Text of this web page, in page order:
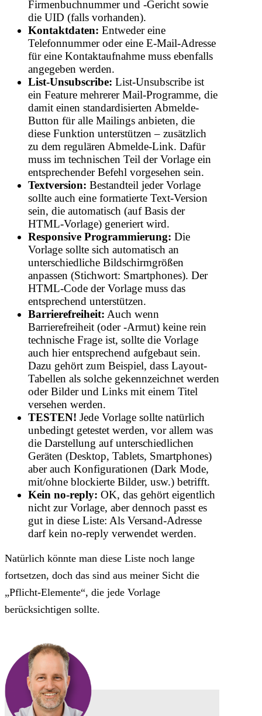
Firmenbuchnummer und -Gericht sowie
die UID (falls vorhanden).
Kontaktdaten: Entweder eine
Telefonnummer oder eine E-Mail-Adresse
für eine Kontaktaufnahme muss ebenfalls
angegeben werden.
List-Unsubscribe: List-Unsubscribe ist
ein Feature mehrerer Mail-Programme, die
damit einen standardisierten Abmelde-
Button für alle Mailings anbieten, die
diese Funktion unterstützen – zusätzlich
zu dem regulären Abmelde-Link. Dafür
muss im technischen Teil der Vorlage ein
entsprechender Befehl vorgesehen sein.
Textversion: Bestandteil jeder Vorlage
sollte auch eine formatierte Text-Version
sein, die automatisch (auf Basis der
HTML-Vorlage) generiert wird.
Responsive Programmierung: Die
Vorlage sollte sich automatisch an
unterschiedliche Bildschirmgrößen
anpassen (Stichwort: Smartphones). Der
HTML-Code der Vorlage muss das
entsprechend unterstützen.
Barrierefreiheit: Auch wenn
Barrierefreiheit (oder -Armut) keine rein
technische Frage ist, sollte die Vorlage
auch hier entsprechend aufgebaut sein.
Dazu gehört zum Beispiel, dass Layout-
Tabellen als solche gekennzeichnet werden
oder Bilder und Links mit einem Titel
versehen werden.
TESTEN! Jede Vorlage sollte natürlich
unbedingt getestet werden, vor allem was
die Darstellung auf unterschiedlichen
Geräten (Desktop, Tablets, Smartphones)
aber auch Konfigurationen (Dark Mode,
mit/ohne blockierte Bilder, usw.) betrifft.
Kein no-reply: OK, das gehört eigentlich
nicht zur Vorlage, aber dennoch passt es
gut in diese Liste: Als Versand-Adresse
darf kein no-reply verwendet werden.
Natürlich könnte man diese Liste noch lange
fortsetzen, doch das sind aus meiner Sicht die
„Pflicht-Elemente“, die jede Vorlage
berücksichtigen sollte.